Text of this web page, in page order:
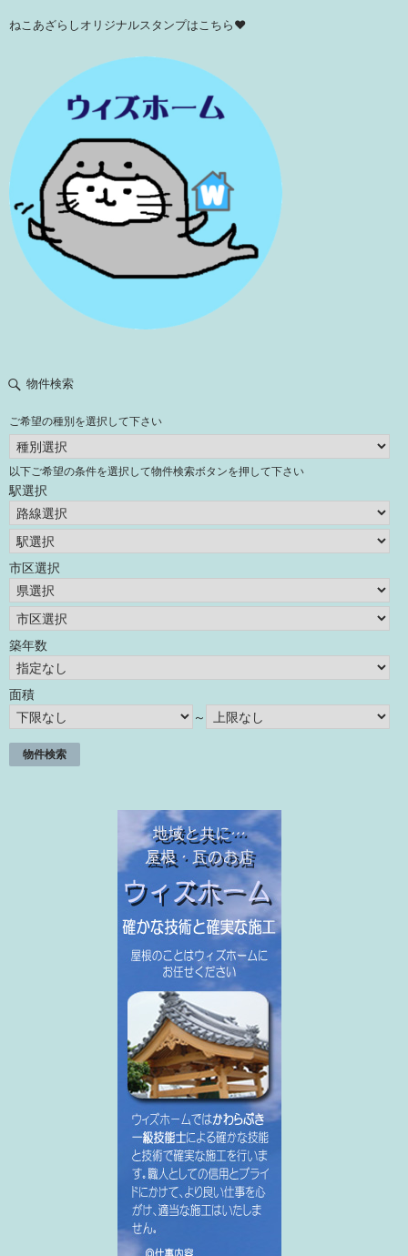
ねこあざらしオリジナルスタンプはこちら♥
物件検索
ご希望の種別を選択して下さい
以下ご希望の条件を選択して物件検索ボタンを押して下さい
駅選択
市区選択
築年数
面積
～